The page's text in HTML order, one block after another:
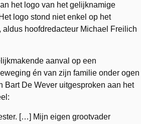
het logo van het gelijknamige
logo stond niet enkel op het
hoofdredacteur Michael Freilich
aanval op een
én van zijn familie onder ogen
Bart De Wever uitgesproken aan het
[…] Mijn eigen grootvader